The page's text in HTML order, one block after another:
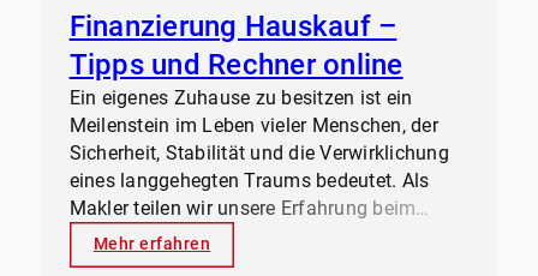
Finanzierung Hauskauf –
Tipps und Rechner online
Ein eigenes Zuhause zu besitzen ist ein
Meilenstein im Leben vieler Menschen, der
Sicherheit, Stabilität und die Verwirklichung
eines langgehegten Traums bedeutet. Als
Makler teilen wir unsere Erfahrung beim
Hauskauf gerne mit Ihnen und stellen Ihnen
einen kostenlosen Finanzierungs-Rechner zur
Mehr erfahren